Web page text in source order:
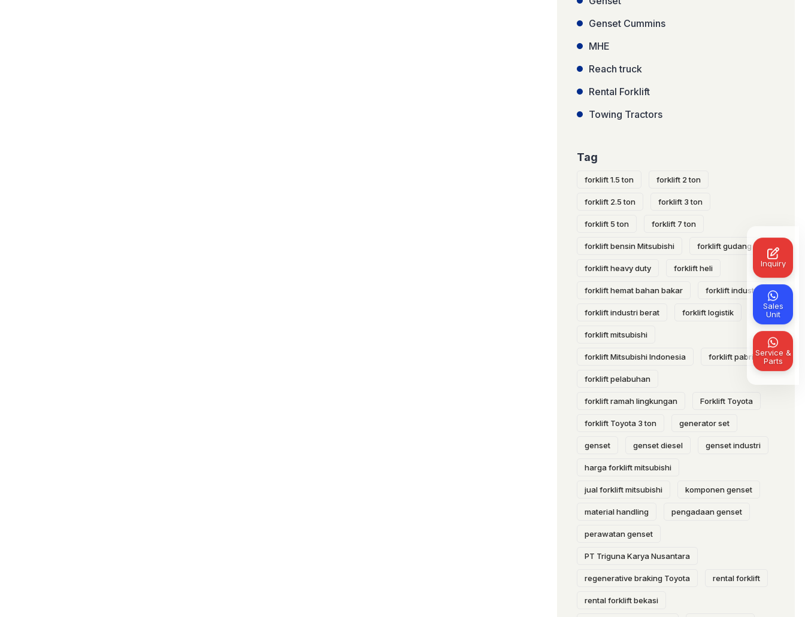
Genset Cummins
MHE
Reach truck
Rental Forklift
Towing Tractors
Tag
forklift 1.5 ton forklift 2 ton
forklift 2.5 ton forklift 3 ton
forklift 5 ton forklift 7 ton
forklift bensin Mitsubishi forklift gudang
forklift heavy duty forklift heli
forklift hemat bahan bakar forklift industri
forklift industri berat forklift logistik
forklift mitsubishi
forklift Mitsubishi Indonesia forklift pabrik
forklift pelabuhan
forklift ramah lingkungan Forklift Toyota
forklift Toyota 3 ton generator set
genset genset diesel genset industri
harga forklift mitsubishi
jual forklift mitsubishi komponen genset
material handling pengadaan genset
perawatan genset
PT Triguna Karya Nusantara
regenerative braking Toyota rental forklift
rental forklift bekasi
Inquiry
Sales
Unit
Service &
Parts